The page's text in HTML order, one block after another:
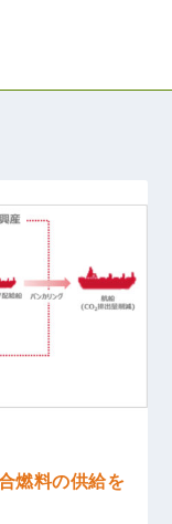
燃料の供給を